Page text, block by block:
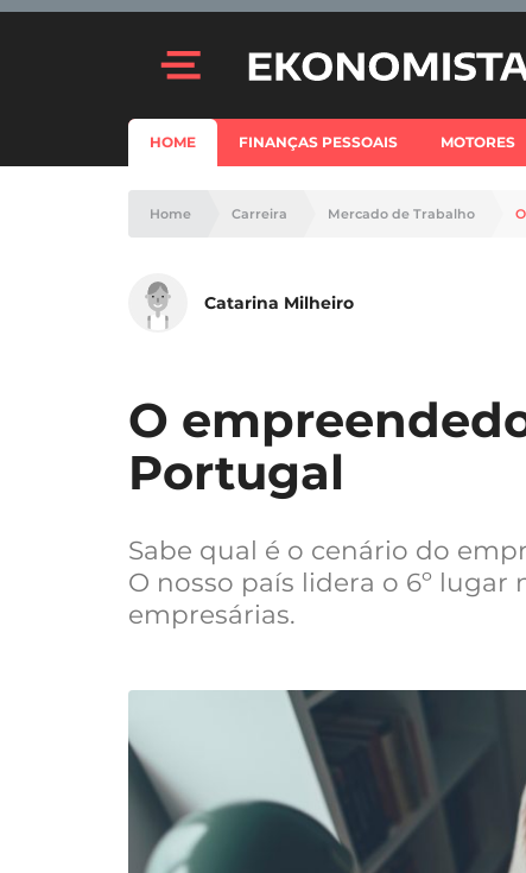
HOME FINANÇAS PESSOAIS MOTORES
Home Carreira Mercado de Trabalho
Catarina Milheiro
O
Portugal
Sabe qual é o cenário do
O nosso país lidera o 6º
empresárias.